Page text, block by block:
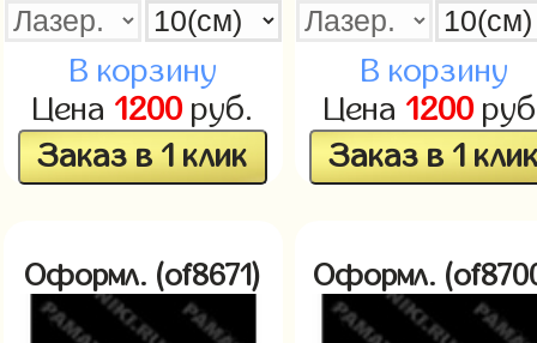
В корзину
Цена 1200руб.
Заказ в 1 клик
В корзину
Цена 1200
Заказ в 1
Оформл. (of8671) Оформл.